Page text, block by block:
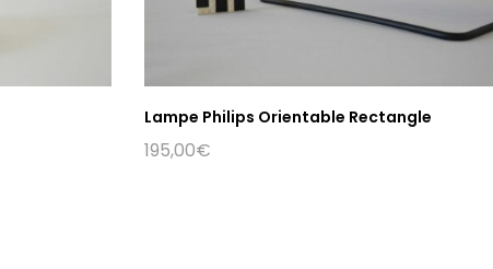
Lampe Philips Orientable Rectangle
195,00€